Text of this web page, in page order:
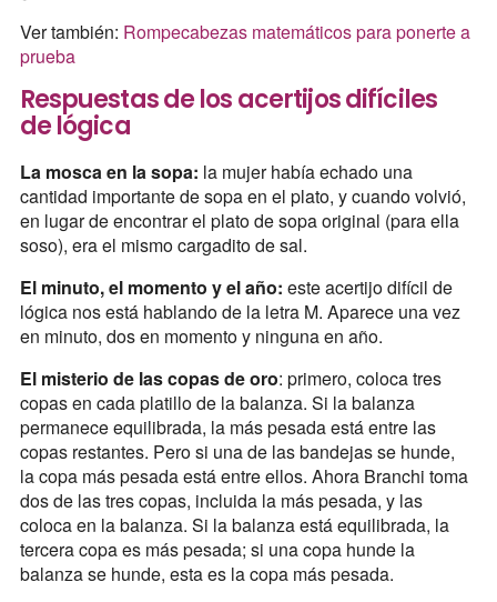
Ver también: Rompecabezas matemáticos para ponerte a
prueba
Respuestas de los acertijos difíciles
de lógica
La mosca en la sopa: la mujer había echado una
cantidad importante de sopa en el plato, y cuando volvió,
en lugar de encontrar el plato de sopa original (para ella
soso), era el mismo cargadito de sal.
El minuto, el momento y el año: este acertijo difícil de
lógica nos está hablando de la letra M. Aparece una vez
en minuto, dos en momento y ninguna en año.
El misterio de las copas de oro: primero, coloca tres
copas en cada platillo de la balanza. Si la balanza
permanece equilibrada, la más pesada está entre las
copas restantes. Pero si una de las bandejas se hunde,
la copa más pesada está entre ellos. Ahora Branchi toma
dos de las tres copas, incluida la más pesada, y las
coloca en la balanza. Si la balanza está equilibrada, la
tercera copa es más pesada; si una copa hunde la
balanza se hunde, esta es la copa más pesada.